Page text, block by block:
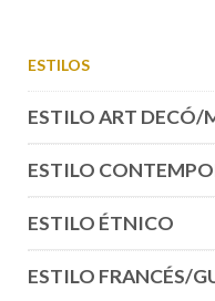
ESTILOS
ESTILO ART DECÓ/
ESTILO
ESTILO ÉTNICO
ESTILO FRANCÉS/